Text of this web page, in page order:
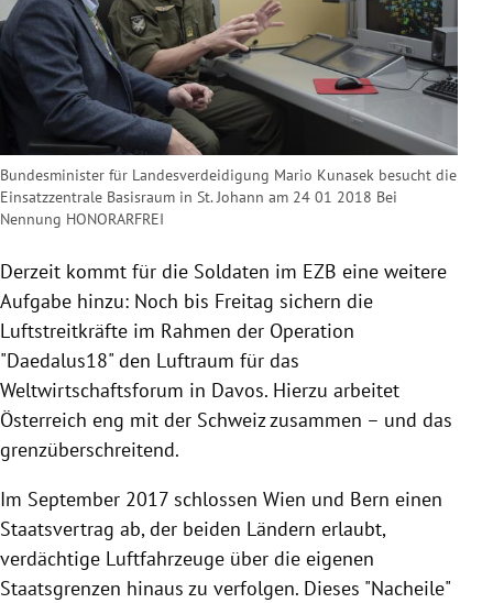
Bundesminister für Landesverdeidigung Mario Kunasek besucht die
Einsatzzentrale Basisraum in St. Johann am 24 01 2018 Bei
Nennung HONORARFREI
Derzeit kommt für die Soldaten im EZB eine weitere
Aufgabe hinzu: Noch bis Freitag sichern die
Luftstreitkräfte im Rahmen der Operation
"Daedalus18" den Luftraum für das
Weltwirtschaftsforum in Davos. Hierzu arbeitet
Österreich eng mit der Schweizzusammen – und das
grenzüberschreitend.
Im September 2017 schlossen Wien und Bern einen
Staatsvertrag ab, der beiden Ländern erlaubt,
verdächtige Luftfahrzeuge über die eigenen
Staatsgrenzen hinaus zu verfolgen. Dieses "Nacheile"